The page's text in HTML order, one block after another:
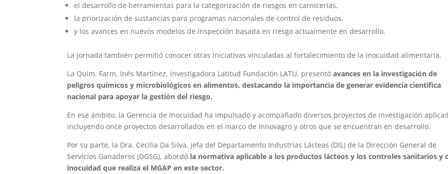
el desarrollo de herramientas para la categorización de riesgos en carnicerías,
la priorización de sustancias para programas nacionales de control de residuos,
y los avances en nuevos modelos de inspección basada en riesgo actualmente en desarrollo.
La jornada también permitió conocer otras iniciativas vinculadas al fortalecimiento de la inocuidad alimentaria.
La Quím. Farm. Inés Martínez, investigadora Latitud Fundación LATU, presentóavances en la investigación de
peligros químicos y microbiológicos en alimentos, destacando la importancia de generar evidencia científica
nacional para apoyar la gestión del riesgo.
En ese ámbito, la Gerencia de Inocuidad ha impulsado y acompañado diversos proyectos de investigación
incluyendo once proyectos desarrollados en el marco de Innovagro y otros que se encuentran en desarrollo.
Por su parte, la Dra. Cecilia Da Silva, jefa del Departamento Industrias Lácteas (DIL) de la Dirección General de
Servicios Ganaderos (DGSG), abordó la normativa aplicable a los productos lácteos y los controles sanitarios y
inocuidad que realiza el MGAP en este sector.